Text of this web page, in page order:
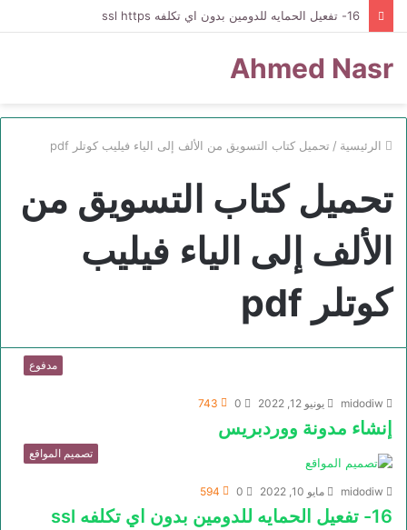
16- تفعيل الحمايه للدومين بدون اي تكلفه ssl https
Ahmed Nasr
الرئيسية / تحميل كتاب التسويق من الألف إلى الياء فيليب كوتلر pdf
تحميل كتاب التسويق من
الألف إلى الياء فيليب
كوتلر pdf
مدفوع
midodiw يونيو 12, 2022 0
743
إنشاء مدونة ووردبريس
تصميم المواقع
midodiw مايو 10, 2022 0
594
16- تفعيل الحمايه للدومين بدون اي تكلفه ssl